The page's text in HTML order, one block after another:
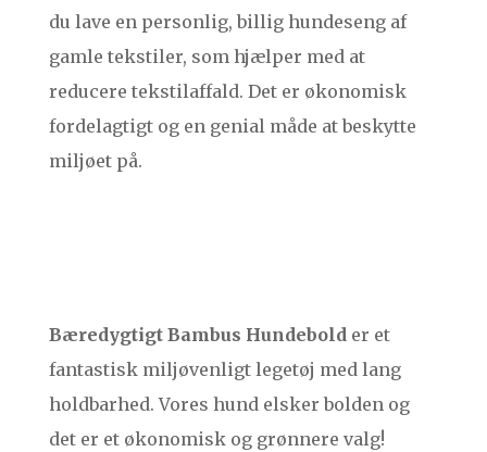
du lave en personlig, billig hundeseng af
gamle tekstiler, som hjælper med at
reducere tekstilaffald. Det er økonomisk
fordelagtigt og en genial måde at beskytte
miljøet på.
Bæredygtigt Bambus Hundebolder et
fantastisk miljøvenligt legetøj med lang
holdbarhed. Vores hund elsker bolden og
det er et økonomisk og grønnere valg!